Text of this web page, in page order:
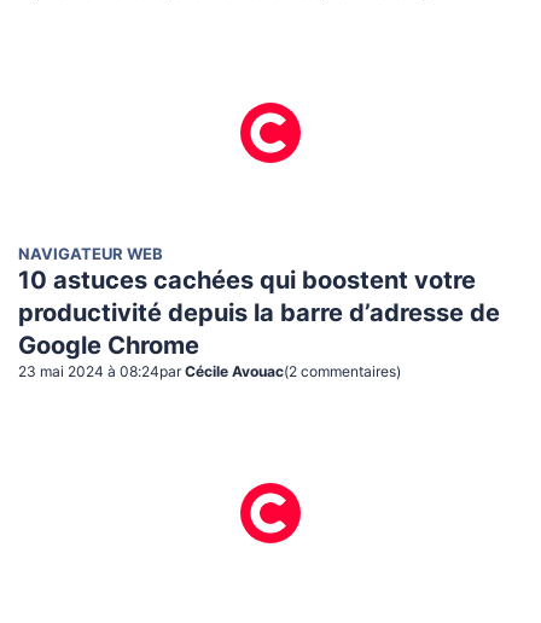
NAVIGATEUR WEB
10 astuces cachées qui boostent votre
productivité depuis la barre d’adresse de
Google Chrome
23 mai 2024 à 08:24par Cécile Avouac(2 commentaires)